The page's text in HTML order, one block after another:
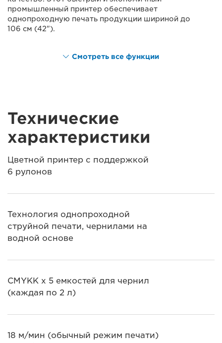
промышленный принтер обеспечивает
однопроходную печать продукции шириной до
106 см (42").
Смотреть все функции
Технические
характеристики
Цветной принтер с поддержкой
6 рулонов
Технология однопроходной
струйной печати, чернилами на
водной основе
CMYKK x 5 емкостей для чернил
(каждая по 2 л)
18 м/мин (обычный режим печати)